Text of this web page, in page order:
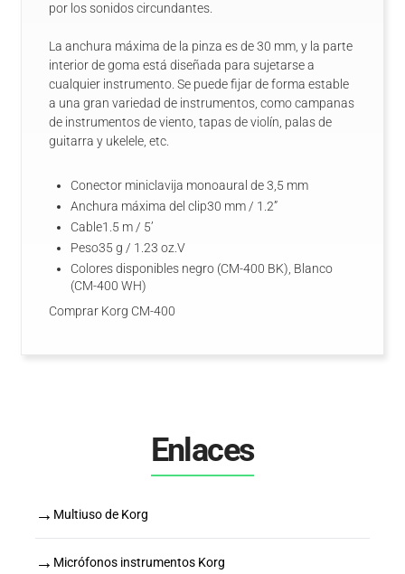
por los sonidos circundantes.
La anchura máxima de la pinza es de 30 mm, y la parte
interior de goma está diseñada para sujetarse a
cualquier instrumento. Se puede fijar de forma estable
a una gran variedad de instrumentos, como campanas
de instrumentos de viento, tapas de violín, palas de
guitarra y ukelele, etc.
Conector miniclavija monoaural de 3,5 mm
Anchura máxima del clip30 mm / 1.2”
Cable1.5 m / 5’
Peso35 g / 1.23 oz.V
Colores disponibles negro (CM-400 BK), Blanco
(CM-400 WH)
Comprar Korg CM-400
Enlaces
→ Multiuso de Korg
→ Micrófonos instrumentos Korg